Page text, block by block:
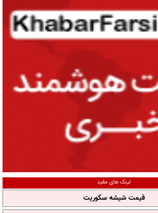
لینک های مفید
قیمت شیشه سکوریت